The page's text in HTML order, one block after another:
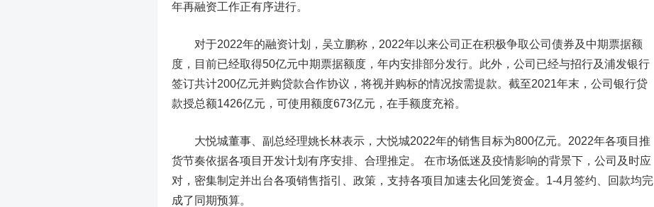
年再融资工作正有序进行。
对于2022年的融资计划，吴立鹏称，2022年以来公司正在积极争取公司债券及中期票据额
度，目前已经取得50亿元中期票据额度，年内安排部分发行。此外，公司已经与招行及浦发银行
签订共计200亿元并购贷款合作协议，将视并购标的情况按需提款。截至2021年末，公司银行贷
款授总额1426亿元，可使用额度673亿元，在手额度充裕。
大悦城董事、副总经理姚长林表示，大悦城2022年的销售目标为800亿元。2022年各项目推
货节奏依据各项目开发计划有序安排、合理推定。 在市场低迷及疫情影响的背景下，公司及时应
对，密集制定并出台各项销售指引、政策，支持各项目加速去化回笼资金。1-4月签约、回款均完
成了同期预算。